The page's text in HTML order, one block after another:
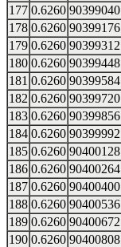
177 0.6260 90399040
178 0.6260 90399176
179 0.6260 90399312
180 0.6260 90399448
181 0.6260 90399584
182 0.6260 90399720
183 0.6260 90399856
184 0.6260 90399992
185 0.6260 90400128
186 0.6260 90400264
187 0.6260 90400400
188 0.6260 90400536
189 0.6260 90400672
190 0.6260 90400808